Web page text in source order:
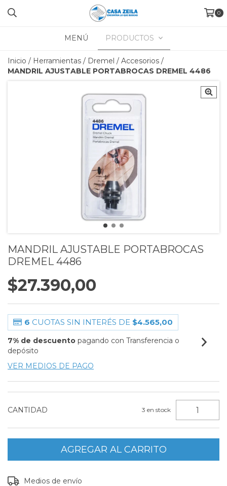
0
MENÚ PRODUCTOS
Inicio / Herramientas / Dremel / Accesorios /
MANDRIL AJUSTABLE PORTABROCAS DREMEL 4486
MANDRIL AJUSTABLE PORTABROCAS
DREMEL 4486
$27.390,00
6 CUOTAS SIN INTERÉS DE $4.565,00
7% de descuento pagando con Transferencia o
depósito
VER MEDIOS DE PAGO
CANTIDAD 3 en stock
Entregas para el CP:
Medios de envío